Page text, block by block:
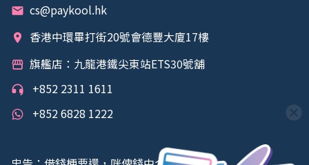
cs@paykool.hk
香港中環畢打街20號會德豐大廈17樓
旗艦店：九龍港鐵尖東站ETS30號舖
+852 2311 1611
+852 6828 1222